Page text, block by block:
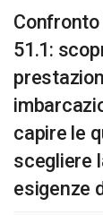
Confronto
51.1:
capire le
scegliere
esigenze